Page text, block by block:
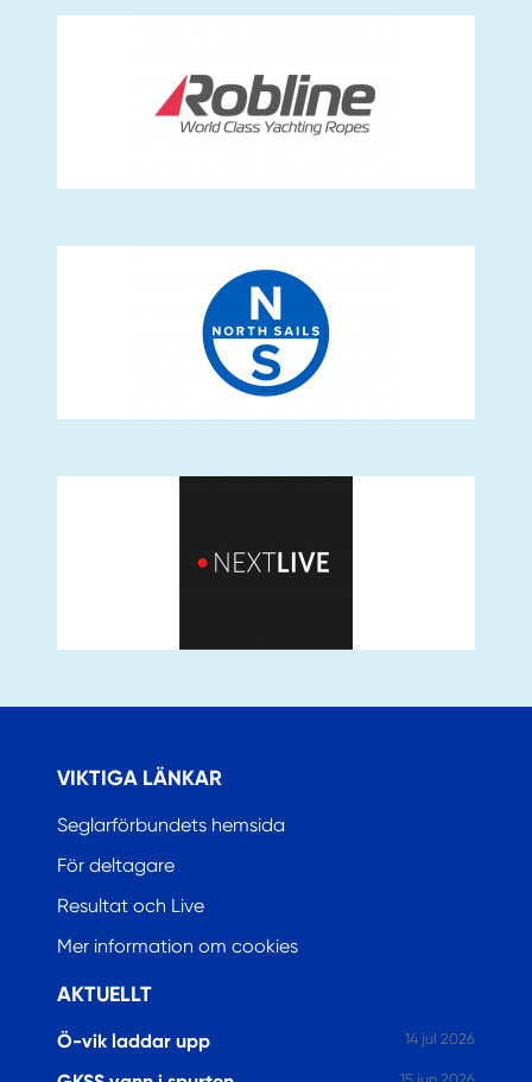
VIKTIGA LÄNKAR
Seglarförbundets hemsida
För deltagare
Resultat och Live
Mer information om cookies
AKTUELLT
Ö-vik laddar upp 14 jul 2026